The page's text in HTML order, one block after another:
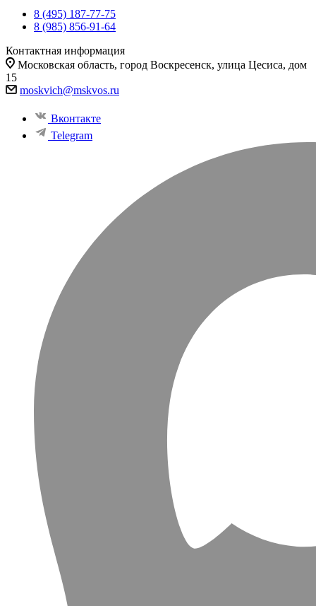
8 (495) 187-77-75
8 (985) 856-91-64
Контактная информация
Московская область, город Воскресенск, улица Цесиса, дом
15
moskvich@mskvos.ru
Вконтакте
Telegram